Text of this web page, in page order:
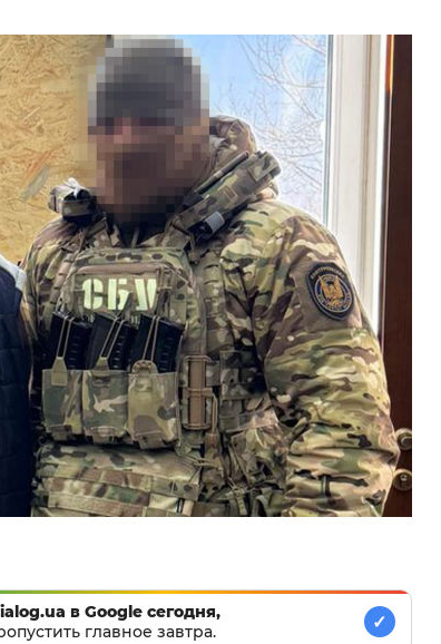
в Google сегодня,
главное завтра.
✓